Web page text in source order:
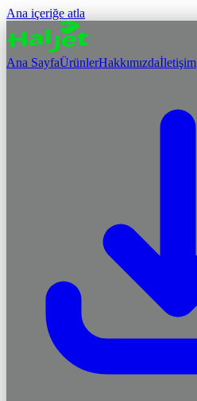
Ana içeriğe atla
Ana SayfaÜrünlerHakkımızdaİletişim